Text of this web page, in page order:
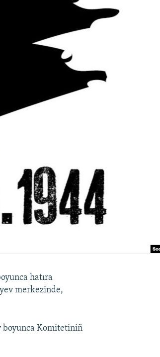
hatıra
merkezinde,
boyunca Komitetiniñ